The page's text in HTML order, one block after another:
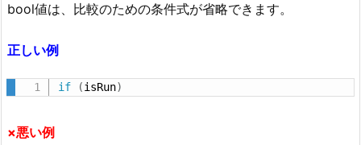
社
リ
ー
し
bool値は、比較のための条件式が省略できます。
正しい例
if (isRun)
×悪い例